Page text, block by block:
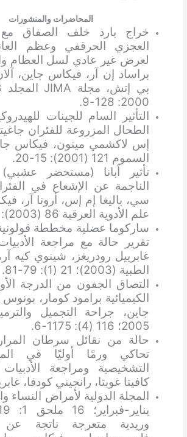
المحاضرات والمنشورات
خراج بارد خلف الصفاق
العجزي الحرقفي وعظم
لعرض غير عادي لسل العظام
براساد إن آر، فيكاس جاين،
2000: 128-9.
التأثير السام للجينات
الطحال المزروعة للفئران
إس لاكشمي مينون، فيكاس
السموم 121 (2001): 15-20.
تأثير أبانا (مستحضر
الناجمة عن الإشعاع في
سي، باليغا إم إس، أرونا آر،
علم الأدوية العرقية 86 (2003): 159-65.
ساركوما عضلية مخططة
تقرير حالة مع مراجعة
غابرييل رودريغز، شينوي كيه
الطبية (2003)؛ 21 (1): 79-81.
التصاق الجفون من الدرجة
الكيميائية برامود كومار،
2005؛ 116 (4): 1175-6.
حالة من نقائل سرطان
تحاكي ورمًا أوليًا في
التشخيصية ومراجعة
كافيتا غوبتا، رانجيني كودفا،